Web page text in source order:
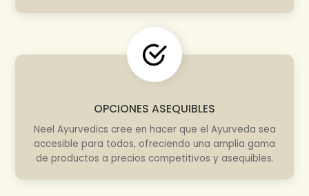
OPCIONES ASEQUIBLES
Neel Ayurvedics cree en hacer que el Ayurveda sea
accesible para todos, ofreciendo una amplia gama
de productos a precios competitivos y asequibles.